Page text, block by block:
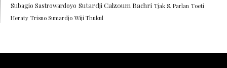
Subagio Sastrowardoyo Sutardji Calzoum Bachri Tjak S. Parlan Toeti
Heraty Trisno Sumardjo Wiji Thukul